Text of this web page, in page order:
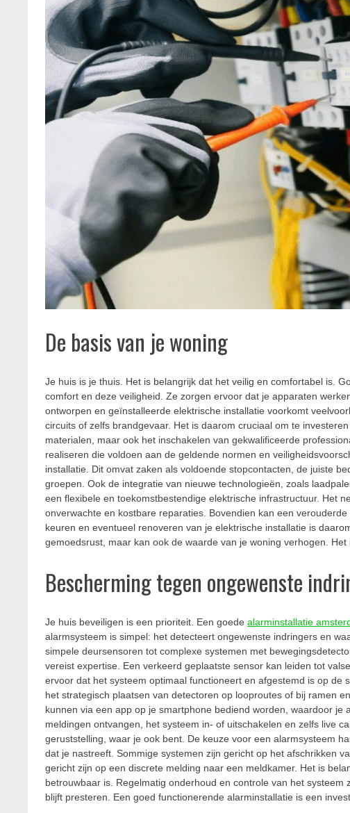
De basis van je woning
Je huis is je thuis. Het is belangrijk dat het veilig en comfortabel is.
comfort en deze veiligheid. Ze zorgen ervoor dat je apparaten
ontworpen en geïnstalleerde elektrische installatie voorkomt
circuits of zelfs brandgevaar. Het is daarom cruciaal om te
materialen, maar ook het inschakelen van gekwalificeerde
realiseren die voldoen aan de geldende normen en
installatie. Dit omvat zaken als voldoende stopcontacten, de juiste
groepen. Ook de integratie van nieuwe technologieën, zoals
een flexibele en toekomstbestendige elektrische infrastructuur. Het
onverwachte en kostbare reparaties. Bovendien kan een
keuren en eventueel renoveren van je elektrische installatie is
gemoedsrust, maar kan ook de waarde van je woning verhogen.
Bescherming tegen ongewenste
Je huis beveiligen is een prioriteit. Een goedealarminstallatie
alarmsysteem is simpel: het detecteert ongewenste indringers en
simpele deursensoren tot complexe systemen met
vereist expertise. Een verkeerd geplaatste sensor kan leiden tot
ervoor dat het systeem optimaal functioneert en afgestemd is op de
het strategisch plaatsen van detectoren op looproutes of bij ramen
kunnen via een app op je smartphone bediend worden, waardoor
meldingen ontvangen, het systeem in- of uitschakelen en zelfs live
geruststelling, waar je ook bent. De keuze voor een alarmsysteem
dat je nastreeft. Sommige systemen zijn gericht op het afschrikken
gericht zijn op een discrete melding naar een meldkamer. Het is
betrouwbaar is. Regelmatig onderhoud en controle van het
blijft presteren. Een goed functionerende alarminstallatie is een